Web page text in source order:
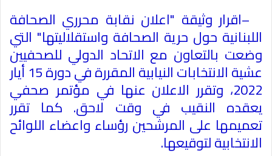
–اقرار وثيقة "اعلان نقابة محرري الصحافة
اللبنانية حول حرية الصحافة واستقلاليتها" التي
وضعت بالتعاون مع الاتحاد الدولي للصحفيين
عشية الانتخابات النيابية المقررة في دورة 15 أيار
2022، وتقرر الاعلان عنها في مؤتمر صحفي
يعقده النقيب في وقت لاحق. كما تقرر
تعميمها على المرشحين رؤساء واعضاء اللوائح
الانتخابية لتوقيعها.